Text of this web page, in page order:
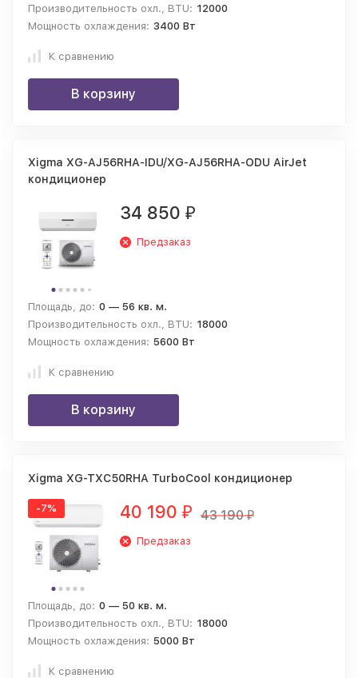
Производительность охл., BTU: 12000
Мощность охлаждения: 3400 Вт
К сравнению
В корзину
Xigma XG-AJ56RHA-IDU/XG-AJ56RHA-ODU AirJet
кондиционер
34 850 ₽
Предзаказ
Площадь, до: 0 — 56 кв. м.
Производительность охл., BTU: 18000
Мощность охлаждения: 5600 Вт
К сравнению
В корзину
Xigma XG-TXC50RHA TurboCool кондиционер
-7% 40 190 ₽ 43 190 ₽
Предзаказ
Площадь, до: 0 — 50 кв. м.
Производительность охл., BTU: 18000
Мощность охлаждения: 5000 Вт
К сравнению